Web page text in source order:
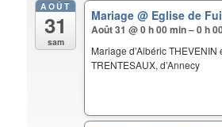
AOÛT
31
sam
Mariage @ Eglise de
Août 31 @ 0 h 00 min – 0 h
Mariage d’Albéric THEVENIN
TRENTESAUX, d’Annecy